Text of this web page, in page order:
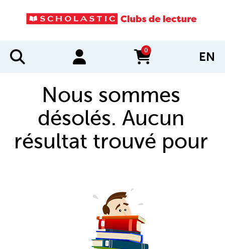
0
items in cart EN
Nous sommes
désolés. Aucun
résultat trouvé pour